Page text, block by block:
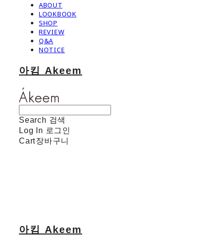
ABOUT
LOOKBOOK
SHOP
REVIEW
Q&A
NOTICE
아킴 Akeem
Search 검색
Log In 로그인
Cart장바구니
아킴 Akeem